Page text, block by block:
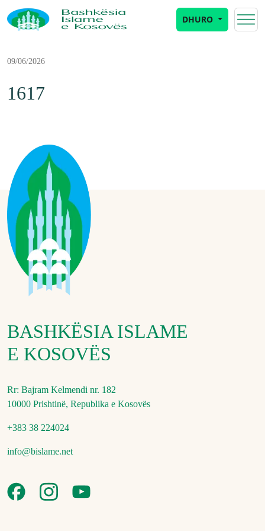
DHURO
09/06/2026
1617
BASHKËSIA ISLAME
E KOSOVËS
Rr: Bajram Kelmendi nr. 182
10000 Prishtinë, Republika e Kosovës
+383 38 224024
info@bislame.net